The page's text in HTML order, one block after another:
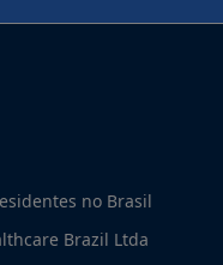
no Brasil
Brazil Ltda